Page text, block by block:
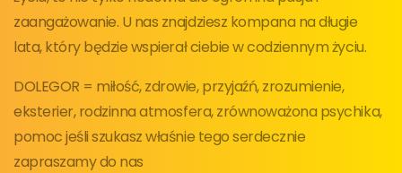
zaangażowanie. U nas znajdziesz kompana na długie
lata, który będzie wspierał ciebie w codziennym życiu.
DOLEGOR = miłość, zdrowie, przyjaźń, zrozumienie,
eksterier, rodzinna atmosfera, zrównoważona psychika,
pomoc jeśli szukasz właśnie tego serdecznie
zapraszamy do nas